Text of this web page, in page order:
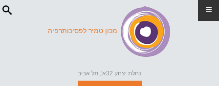
מכון טמיר לפסיכותרפיה
נחלת יצחק 32א', תל אביב
≡